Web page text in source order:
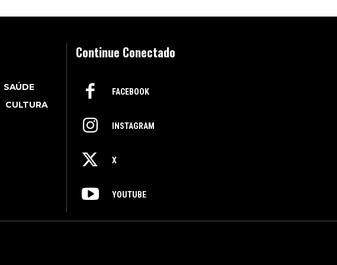
SAÚDE
CULTURA
Continue Conectado
FACEBOOK
INSTAGRAM
X
YOUTUBE